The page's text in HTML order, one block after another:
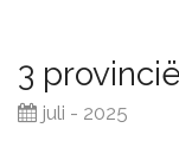
3
juli - 2025